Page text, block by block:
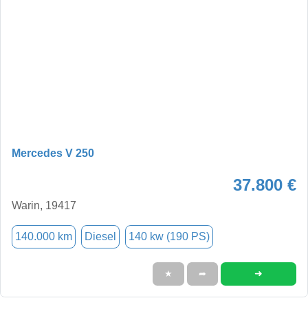
Mercedes V 250
37.800 €
Warin, 19417
140.000 km Diesel 140 kw (190 PS)
★ ➦ ➜